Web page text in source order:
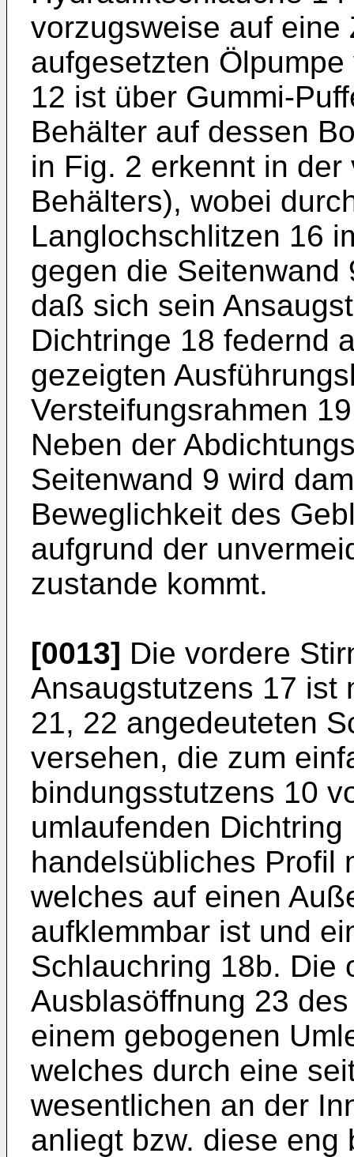
vorzugsweise auf
aufgesetzten
12 ist über Gummi-
Behälter auf dessen
in Fig. 2 erkennt in
Behälters), wobei
Langlochschlitzen 16
gegen die
daß sich sein
Dichtringe 18 federnd
gezeigten
Versteifungsrahmen
Ne­ben der
Seitenwand 9 wird
Beweglichkeit des
aufgrund der
zustande kommt.
[0013] Die vordere
Ansaugstutzens 17 ist
21, 22 angedeuteten
versehen, die zum
bindungsstutzens 10
umlaufenden
handelsübliches Profil
welches auf einen
aufklemmbar ist und
Schlauchring 18b. Die
Ausblasöffnung 23
einem gebogenen
welches durch eine
we­sentlichen an der
anliegt bzw. diese